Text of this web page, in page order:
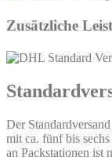
Zusätzliche
Der
mit ca. fünf bis
an Packstationen ist